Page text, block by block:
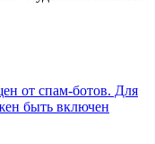
от спам-ботов. Для
быть включен